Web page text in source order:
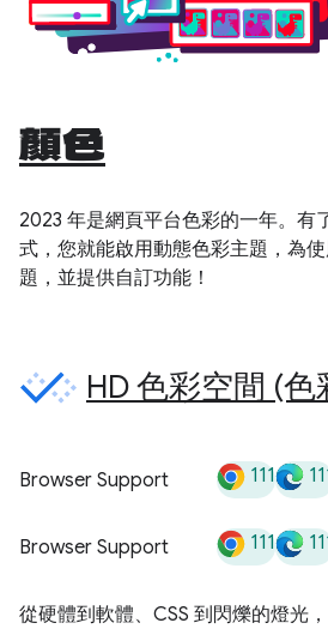
顏色
2023 年是網頁平台色彩的一年。有
式，您就能啟用動態色彩主題，為
題，並提供自訂功能！
HD 色彩空間 (色
Browser Support 111
Browser Support 111
從硬體到軟體、CSS 到閃爍的燈光